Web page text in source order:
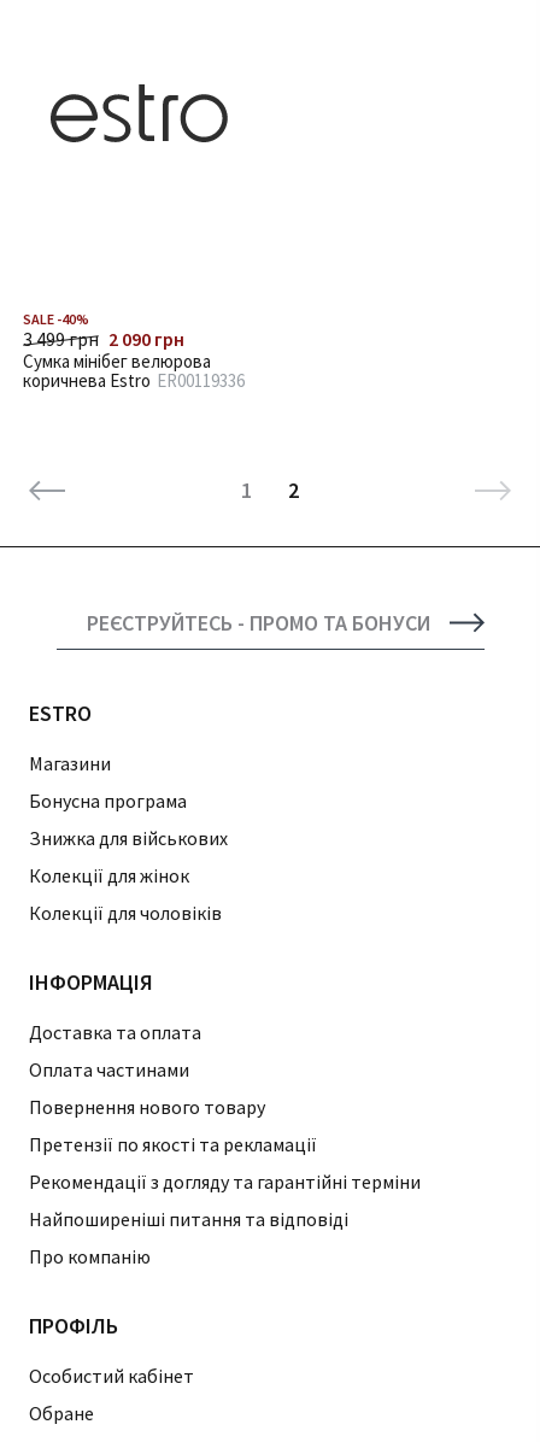
SALE -40%
3 499 грн 2 090 грн
Сумка мінібег велюрова
коричнева Estro ER00119336
1 2
РЕЄСТРУЙТЕСЬ - ПРОМО ТА БОНУСИ
ESTRO
Магазини
Бонусна програма
Знижка для військових
Колекції для жінок
Колекції для чоловіків
ІНФОРМАЦІЯ
Доставка та оплата
Оплата частинами
Повернення нового товару
Претензії по якості та рекламації
Рекомендації з догляду та гарантійні терміни
Найпоширеніші питання та відповіді
Про компанію
ПРОФІЛЬ
Особистий кабінет
Обране